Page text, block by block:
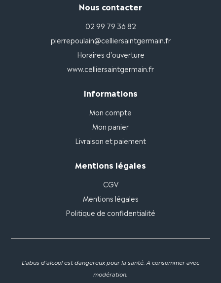
Nous contacter
02 99 79 36 82
pierrepoulain@celliersaintgermain.fr
Horaires d'ouverture
www.celliersaintgermain.fr
Informations
Mon compte
Mon panier
Livraison et paiement
Mentions légales
CGV
Mentions légales
Politique de confidentialité
L'abus d'alcool est dangereux pour la santé. A consommer avec
modération.